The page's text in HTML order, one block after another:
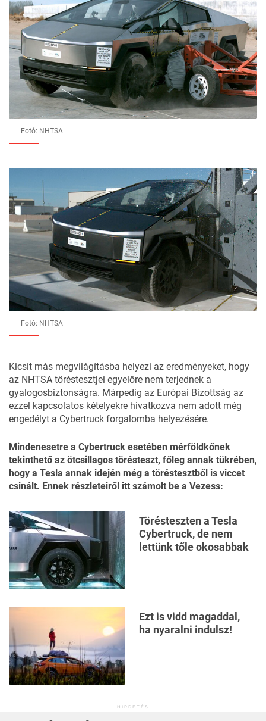
Fotó: NHTSA
Fotó: NHTSA
Kicsit más megvilágításba helyezi az eredményeket, hogy
az NHTSA töréstesztjei egyelőre nem terjednek a
gyalogosbiztonságra. Márpedig az Európai Bizottság az
ezzel kapcsolatos kételyekre hivatkozva nem adott még
engedélyt a Cybertruck forgalomba helyezésére.
Mindenesetre a Cybertruck esetében mérföldkőnek
tekinthető az ötcsillagos törésteszt, főleg annak tükrében,
hogy a Tesla annak idején még a töréstesztből is viccet
csinált. Ennek részleteiről itt számolt be a Vezess:
Törésteszten a Tesla
Cybertruck, de nem
lettünk tőle okosabbak
Ezt is vidd magaddal,
ha nyaralni indulsz!
HIRDETÉS